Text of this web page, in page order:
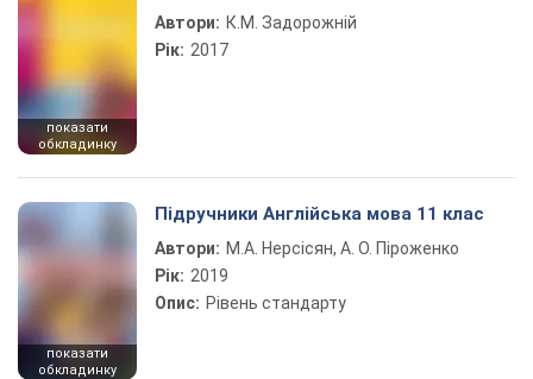
показати
обкладинку
Автори: К.М. Задорожній
Рік: 2017
показати
обкладинку
Підручники Англійська мова 11 клас
Автори: М.А. Нерсісян, А. О. Піроженко
Рік: 2019
Опис: Рівень стандарту